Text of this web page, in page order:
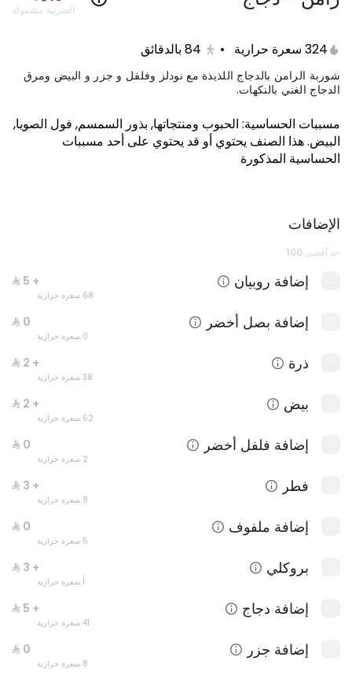
كيتامي بوكس
1650 سعرة حرارية
ترياكي ماكي
الضريبة مشمولة
324 سعرة حرارية •
84 بالدقائق
شوربة الرامن بالدجاج اللذيذة مع نودلز وفلفل و جزر و البيض ومرق
الدجاج الغني بالنكهات.
مسببات الحساسية: الحبوب ومنتجاتها, بذور السمسم, فول الصويا,
البيض.هذا الصنف يحتوي أو قد يحتوي على أحد مسببات
الحساسية المذكورة
الإضافات
حد أقصى 100
إضافة روبيان + ⁨⁦‪‬ 5⁩
68 سعرة حرارية
إضافة بصل أخضر
0 سعرة حرارية
ذرة + ⁨⁦‪‬ 2⁩
38 سعرة حرارية
بيض + ⁨⁦‪‬ 2⁩
62 سعرة حرارية
إضافة فلفل أخضر
2 سعرة حرارية
فطر + ⁨⁦‪‬ 3⁩
8 سعرة حرارية
إضافة ملفوف
5 سعرة حرارية
بروكلي + ⁨⁦‪‬ 3⁩
1 سعرة حرارية
إضافة دجاج + ⁨⁦‪‬ 5⁩
41 سعرة حرارية
إضافة جزر
8 سعرة حرارية